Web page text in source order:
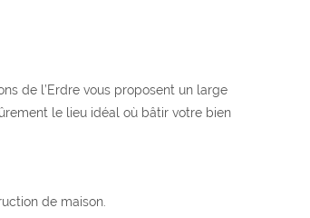
de l’Erdre vous proposent un large
le lieu idéal où bâtir votre bien
de maison.